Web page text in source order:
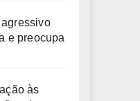
e preocupa
às